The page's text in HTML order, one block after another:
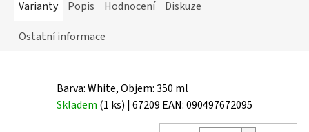
Varianty Popis Hodnocení
Diskuze
Ostatní informace
Barva: White, Objem: 350 ml
Skladem (1 ks) | 67209 EAN:090497672095